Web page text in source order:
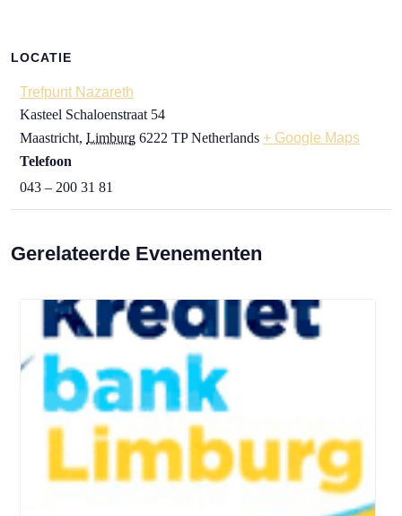
LOCATIE
Trefpunt Nazareth
Kasteel Schaloenstraat 54
Maastricht, Limburg 6222 TP Netherlands + Google Maps
Telefoon
043 – 200 31 81
Gerelateerde Evenementen